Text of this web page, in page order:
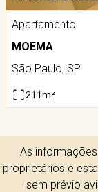
Apartamento
MOEMA
São Paulo, SP
211m²
As
proprietários e
sem prévio